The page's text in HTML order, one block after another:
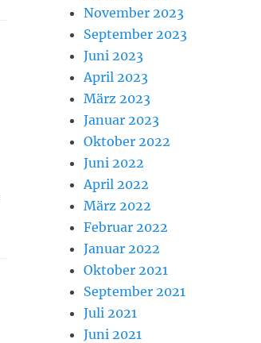
November 2023
September 2023
Juni 2023
April 2023
März 2023
Januar 2023
Oktober 2022
Juni 2022
April 2022
März 2022
Februar 2022
Januar 2022
Oktober 2021
September 2021
Juli 2021
Juni 2021